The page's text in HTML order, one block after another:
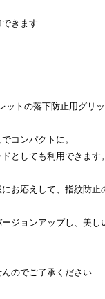
きます
ットの落下防止用グリ
コンパクトに。
としても利用できます
お応えして、指紋防止
ジョンアップし、美し
のでご了承ください